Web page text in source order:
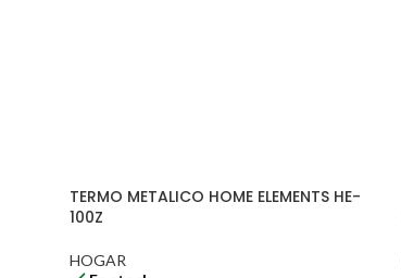
TERMO METALICO HOME ELEMENTS HE-
100Z
HOGAR